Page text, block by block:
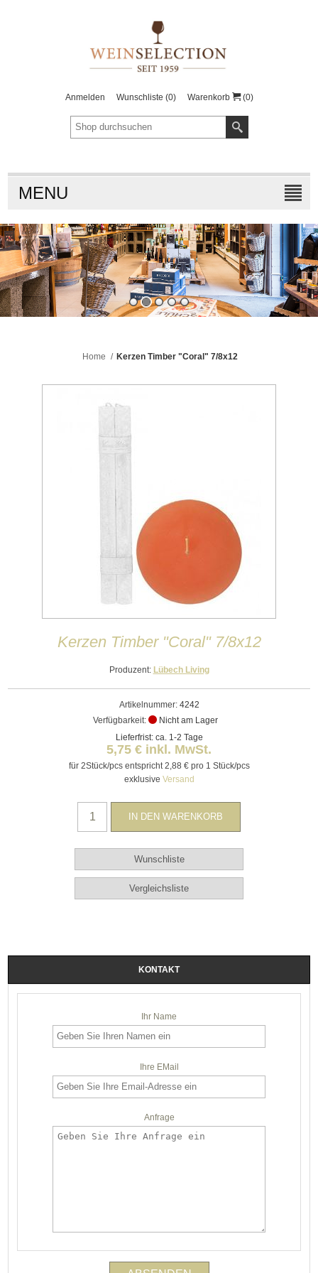
Anmelden Wunschliste (0) Warenkorb (0)
MENU
Home / Kerzen Timber "Coral" 7/8x12
Kerzen Timber "Coral" 7/8x12
Produzent: Lübech Living
Artikelnummer: 4242
Verfügbarkeit:
Nicht am Lager
Lieferfrist: ca. 1-2 Tage
5,75 € inkl. MwSt.
für 2Stück/pcs entspricht 2,88 € pro 1 Stück/pcs
exklusive Versand
KONTAKT
Ihr Name
Ihre EMail
Anfrage